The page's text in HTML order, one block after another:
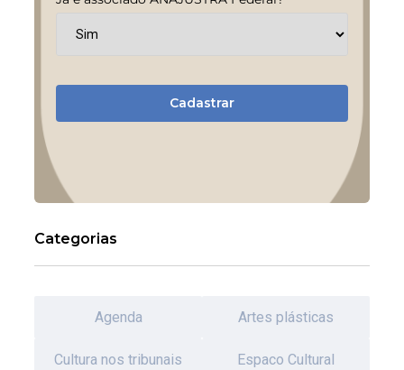
Cadastrar
Categorias
Agenda Artes plásticas
Cultura nos tribunais Espaco Cultural